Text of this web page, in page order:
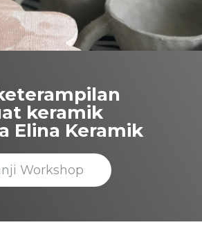
keramik
Elina Keramik
Workshop